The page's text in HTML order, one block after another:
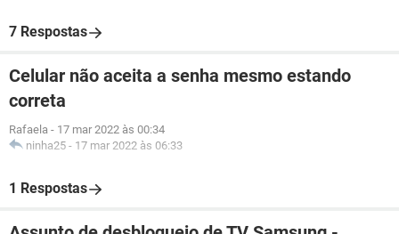
7 Respostas
Celular não aceita a senha mesmo estando
correta
Rafaela - 17 mar 2022 às 00:34
ninha25 - 17 mar 2022 às 06:33
1 Respostas